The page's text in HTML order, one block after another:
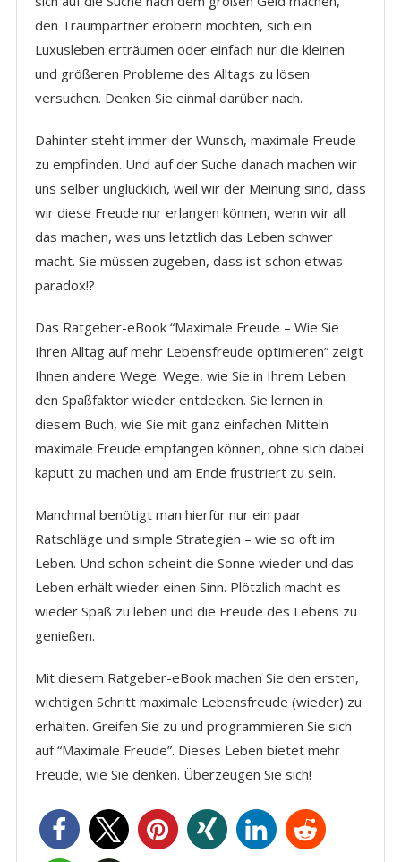
den Traumpartner erobern möchten, sich ein
Luxusleben erträumen oder einfach nur die kleinen
und größeren Probleme des Alltags zu lösen
versuchen. Denken Sie einmal darüber nach.
Dahinter steht immer der Wunsch, maximale Freude
zu empfinden. Und auf der Suche danach machen wir
uns selber unglücklich, weil wir der Meinung sind, dass
wir diese Freude nur erlangen können, wenn wir all
das machen, was uns letztlich das Leben schwer
macht. Sie müssen zugeben, dass ist schon etwas
paradox!?
Das Ratgeber-eBook “Maximale Freude – Wie Sie
Ihren Alltag auf mehr Lebensfreude optimieren” zeigt
Ihnen andere Wege. Wege, wie Sie in Ihrem Leben
den Spaßfaktor wieder entdecken. Sie lernen in
diesem Buch, wie Sie mit ganz einfachen Mitteln
maximale Freude empfangen können, ohne sich dabei
kaputt zu machen und am Ende frustriert zu sein.
Manchmal benötigt man hierfür nur ein paar
Ratschläge und simple Strategien – wie so oft im
Leben. Und schon scheint die Sonne wieder und das
Leben erhält wieder einen Sinn. Plötzlich macht es
wieder Spaß zu leben und die Freude des Lebens zu
genießen.
Mit diesem Ratgeber-eBook machen Sie den ersten,
wichtigen Schritt maximale Lebensfreude (wieder) zu
erhalten. Greifen Sie zu und programmieren Sie sich
auf “Maximale Freude”. Dieses Leben bietet mehr
Freude, wie Sie denken. Überzeugen Sie sich!